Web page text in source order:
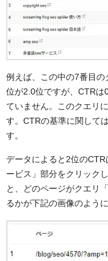
例えば、この中の7番目
位が2.0位ですが、CTRは
ていません。このクエリ
す。 CTRの基準に関して
す。
データによると2位のCTR
ービス」部分をクリック
と、どのページがクエリ
るかが下記の画像のよう